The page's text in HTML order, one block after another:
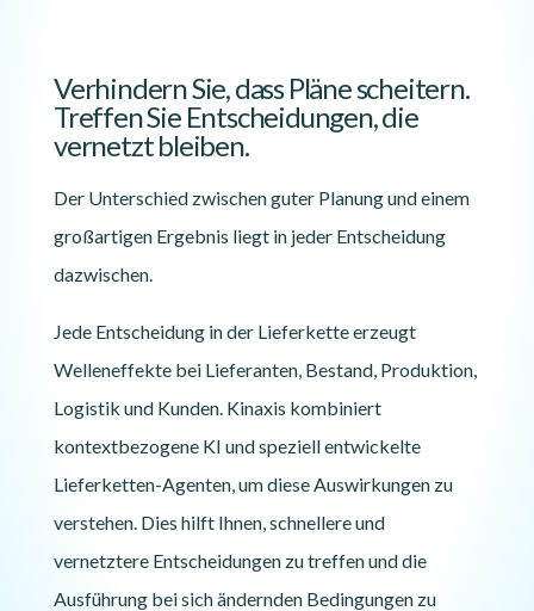
Verhindern Sie, dass Pläne scheitern.
Treffen Sie Entscheidungen, die
vernetzt bleiben.
Der Unterschied zwischen guter Planung und einem
großartigen Ergebnis liegt in jeder Entscheidung
dazwischen.
Jede Entscheidung in der Lieferkette erzeugt
Welleneffekte bei Lieferanten, Bestand, Produktion,
Logistik und Kunden. Kinaxis kombiniert
kontextbezogene KI und speziell entwickelte
Lieferketten-Agenten, um diese Auswirkungen zu
verstehen. Dies hilft Ihnen, schnellere und
vernetztere Entscheidungen zu treffen und die
Ausführung bei sich ändernden Bedingungen zu